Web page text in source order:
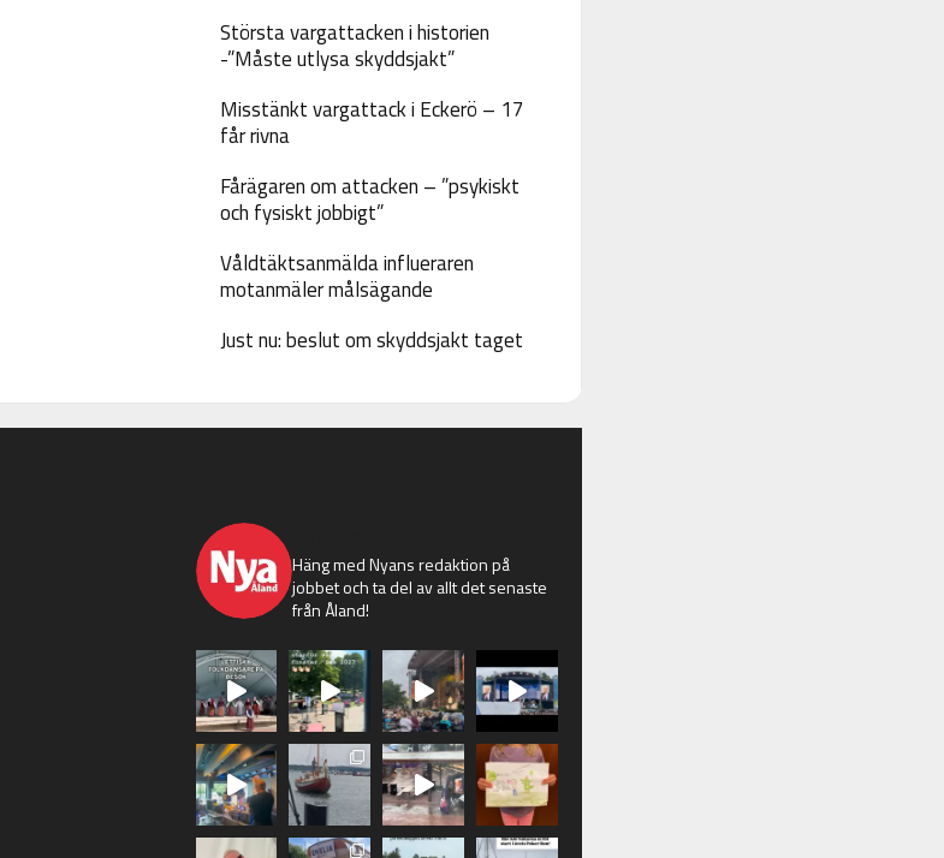
Största vargattacken i historien
-”Måste utlysa skyddsjakt”
Misstänkt vargattack i Eckerö – 17
får rivna
Fårägaren om attacken – ”psykiskt
och fysiskt jobbigt”
Våldtäktsanmälda influeraren
motanmäler målsägande
Just nu: beslut om skyddsjakt taget
Häng med Nyans redaktion på
jobbet och ta del av allt det senaste
från Åland!